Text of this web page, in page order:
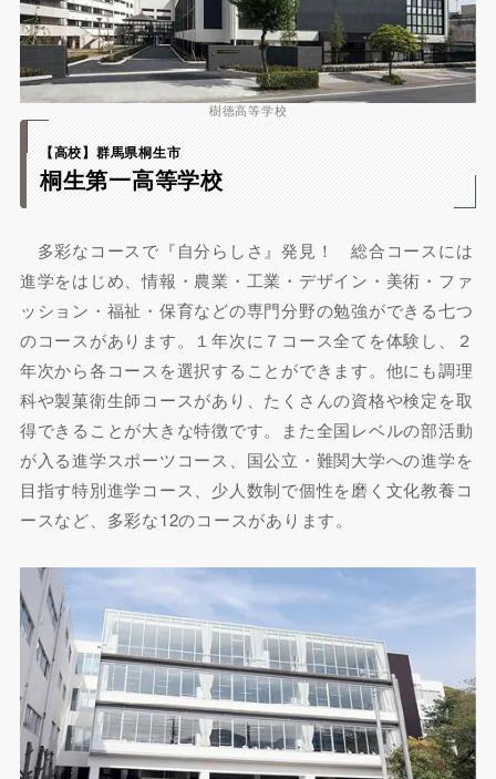
樹徳高等学校
【高校】群馬県桐生市
桐生第一高等学校
多彩なコースで『自分らしさ』発見！ 総合コースには
進学をはじめ、情報・農業・工業・デザイン・美術・ファ
ッション・福祉・保育などの専門分野の勉強ができる七つ
のコースがあります。１年次に７コース全てを体験し、２
年次から各コースを選択することができます。他にも調理
科や製菓衛生師コースがあり、たくさんの資格や検定を取
得できることが大きな特徴です。また全国レベルの部活動
が入る進学スポーツコース、国公立・難関大学への進学を
目指す特別進学コース、少人数制で個性を磨く文化教養コ
ースなど、多彩な12のコースがあります。